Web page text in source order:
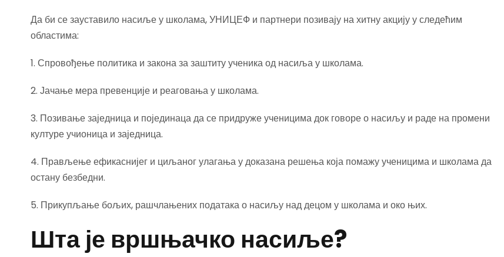
Да би се зауставило насиље у школама, УНИЦЕФ и партнери позивају на хитну акцију у следећим
областима:
1. Спровођење политика и закона за заштиту ученика од насиља у школама.
2. Јачање мера превенције и реаговања у школама.
3. Позивање заједница и појединаца да се придруже ученицима док говоре о насиљу и раде на промени
културе учионица и заједница.
4. Прављење ефикаснијег и циљаног улагања у доказана решења која помажу ученицима и школама да
остану безбедни.
5. Прикупљање бољих, рашчлањених података о насиљу над децом у школама и око њих.
Шта је вршњачко насиље?